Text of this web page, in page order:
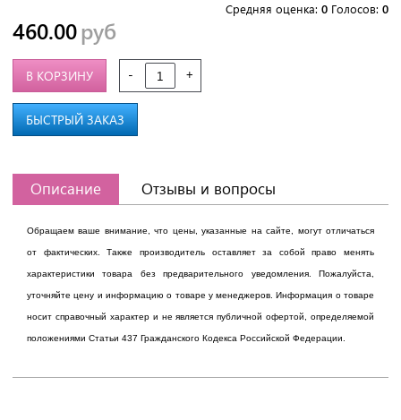
Средняя оценка: 0 Голосов: 0
460.00руб
- +
В КОРЗИНУ
БЫСТРЫЙ ЗАКАЗ
Описание Отзывы и вопросы
Обращаем ваше внимание, что цены, указанные на сайте, могут отличаться
от фактических. Также производитель оставляет за собой право менять
характеристики товара без предварительного уведомления. Пожалуйста,
уточняйте цену и информацию о товаре у менеджеров. Информация о товаре
носит справочный характер и не является публичной офертой, определяемой
положениями Статьи 437 Гражданского Кодекса Российской Федерации.